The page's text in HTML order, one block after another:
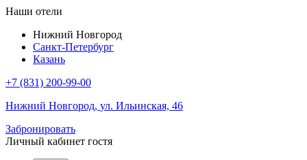
Наши отели
Нижний Новгород
Санкт-Петербург
Казань
+7 (831) 200-99-00
Нижний Новгород, ул. Ильинская, 46
Забронировать
Личный кабинет гостя